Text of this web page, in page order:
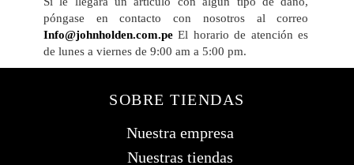
póngase en contacto con nosotros al correo
Info@johnholden.com.pe El horario de atención es
de lunes a viernes de 9:00 am a 5:00 pm.
SOBRE TIENDAS
Nuestra empresa
Nuestras tiendas